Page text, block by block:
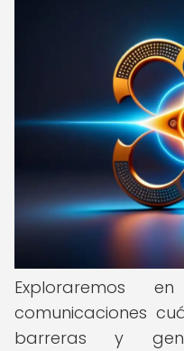
Exploraremos
comunicaciones
barreras y